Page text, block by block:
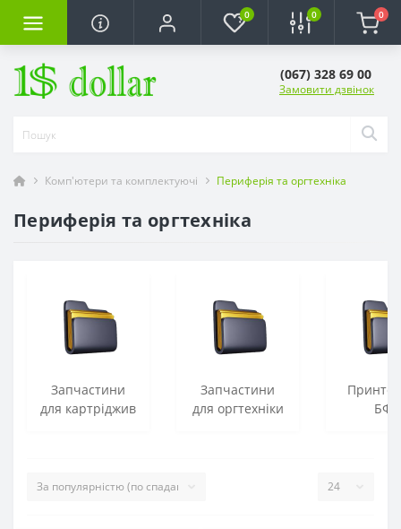
0 0 0
(067) 328 69 00
Замовити дзвінок
Комп'ютери та комплектуючі Периферія та оргтехніка
Периферія та оргтехніка
Запчастини
для картріджив
Запчастини
для оргтехніки
БФП